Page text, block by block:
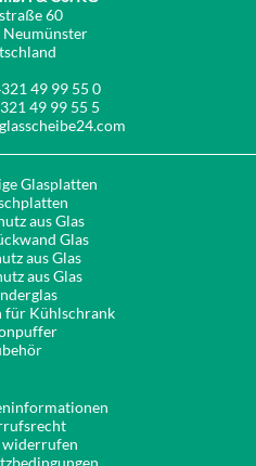
60
49 99 55 0
49 99 55 5
Glasplatten
aus Glas
Glas
aus Glas
aus Glas
für Kühlschrank